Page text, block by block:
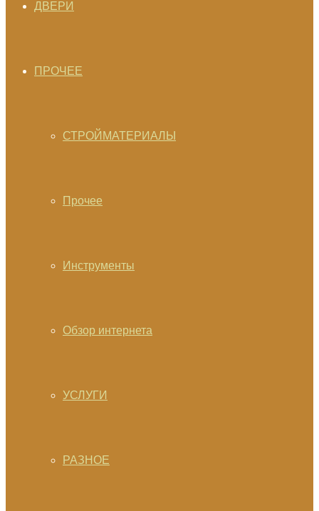
ДВЕРИ
ПРОЧЕЕ
СТРОЙМАТЕРИАЛЫ
Прочее
Инструменты
Обзор интернета
УСЛУГИ
РАЗНОЕ